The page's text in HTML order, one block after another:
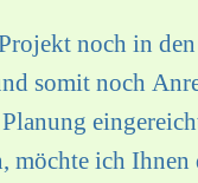
noch in
somit noch
möchte ich Ihnen